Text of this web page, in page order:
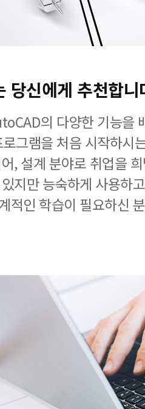
당신에게 추천합
의 다양한 기능을
그램을 처음 시작하시
, 설계 분야로 취업을
지만 능숙하게 사용하
적인 학습이 필요하신 분